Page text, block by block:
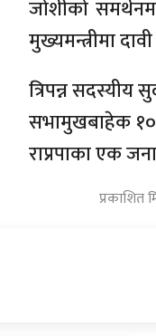
जोशीको
मुख्यमन्त्रीमा
त्रिपन्न सदस्यीय
सभामुखबाहेक
राप्रपाका एक
प्रकाशित